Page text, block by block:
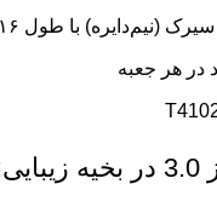
با طول ۱۶ تا ۱۹ میلی‌متر